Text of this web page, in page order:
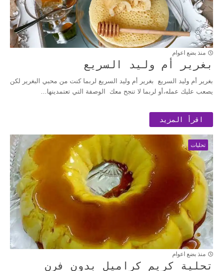
منذ بضع اعوام
بغرير أم وليد السريع
بغرير أم وليد السريع بغرير أم وليد السريع لربما كنت من محبي البغرير لكن
يصعب عليك عمله،أو لربما لا تنجح معك الوصفة التي تعتمدينها...
اقرأ المزيد
تحليات
منذ بضع اعوام
تحلية كريم كراميل بدون فرن